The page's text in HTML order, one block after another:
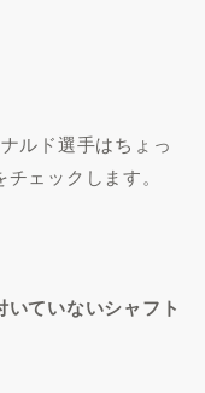
ルド選手はちょっ
ェックします。
ていないシャフト